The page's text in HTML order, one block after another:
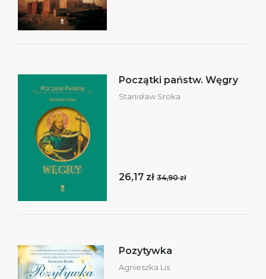
Początki państw. Węgry
Stanisław Sroka
26,17 zł 34,90 zł
Pozytywka
Agnieszka Lis